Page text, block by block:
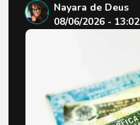
Nayara de Deus
08/06/2026 - 13:02